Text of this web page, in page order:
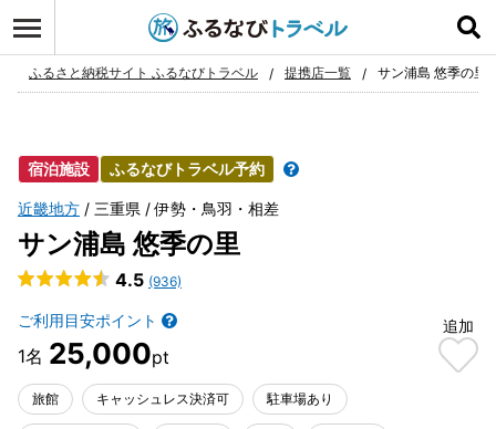
お気に入り
ふるさと納税サイト ふるなびトラベル 提携店一覧 サン浦島 悠季の里
宿泊施設 ふるなびトラベル予約
近畿地方 三重県 伊勢・鳥羽・相差
サン浦島 悠季の里
4.5 (936)
ご利用目安ポイント
25,000
追加
旅館 キャッシュレス決済可 駐車場あり